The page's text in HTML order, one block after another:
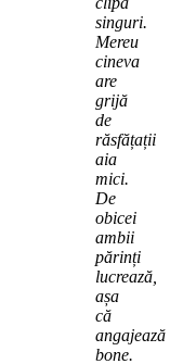
singuri.
Mereu
cineva
are
grijă
de
răsfățații
aia
mici.
De
obicei
ambii
părinți
lucrează,
așa
că
angajează
bone.